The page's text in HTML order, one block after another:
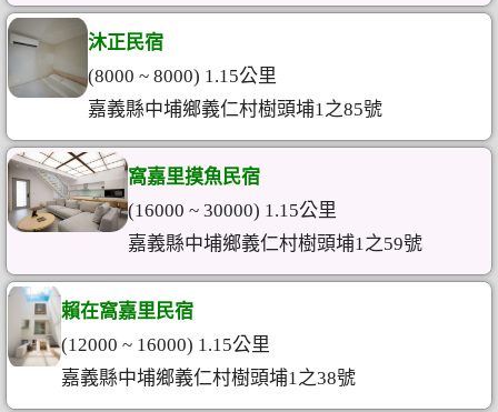
沐正民宿
(8000 ~ 8000) 1.15公里
嘉義縣中埔鄉義仁村樹頭埔1之85號
窩嘉里摸魚民宿
(16000 ~ 30000) 1.15公里
嘉義縣中埔鄉義仁村樹頭埔1之59號
賴在窩嘉里民宿
(12000 ~ 16000) 1.15公里
嘉義縣中埔鄉義仁村樹頭埔1之38號